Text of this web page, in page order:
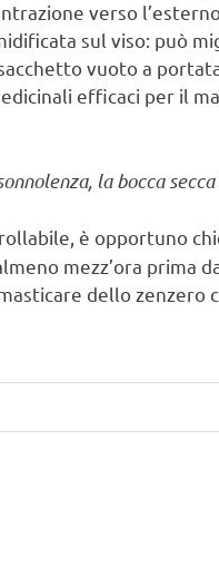
verso
sul viso: può
vuoto a
efficaci per il
la bocca
è opportuno
mezz’ora prima
dello